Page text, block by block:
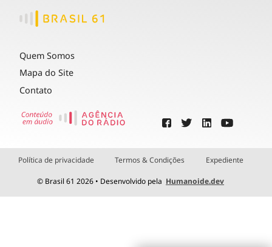
Quem Somos
Mapa do Site
Contato
Política de privacidade Termos & Condições Expediente
© Brasil 61 2026 • Desenvolvido pela Humanoide.dev